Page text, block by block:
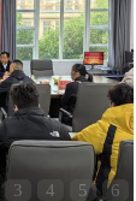
3 4 5
6